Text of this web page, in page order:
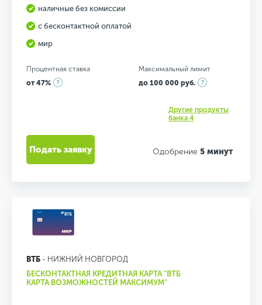
наличные без комиссии
с бесконтактной оплатой
мир
Процентная ставка
от 47%
Максимальный лимит
до 100 000 руб.
Другие продукты
банка 4
Одобрение 5 минут
Подать заявку
ВТБ - НИЖНИЙ НОВГОРОД
БЕСКОНТАКТНАЯ КРЕДИТНАЯ КАРТА "ВТБ
КАРТА ВОЗМОЖНОСТЕЙ МАКСИМУМ"